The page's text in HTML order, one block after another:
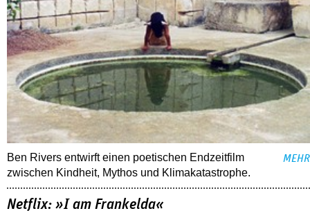
Ben Rivers entwirft einen poetischen Endzeitfilm
zwischen Kindheit, Mythos und Klimakatastrophe.
MEHR
Netflix: »I am Frankelda«